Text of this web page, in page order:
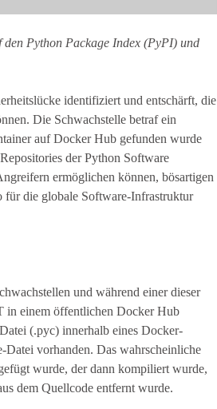
Python Package Index (PyPI) und
identifiziert und entschärft, die
Die Schwachstelle betraf ein
auf Docker Hub gefunden wurde
der Python Software
ermöglichen können, bösartigen
für die globale Software-Infrastruktur
und während einer dieser
in einem öffentlichen Docker Hub
(.pyc) innerhalb eines Docker-
Datei vorhanden. Das wahrscheinliche
wurde, der dann kompiliert wurde,
dem Quellcode entfernt wurde.